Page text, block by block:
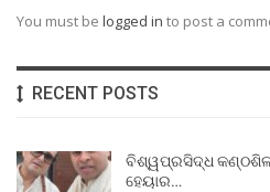
You must be logged in to post a
RECENT POSTS
ବିଶ୍ୱପ୍ରସିଦ୍ଧ
ହେୟାର…